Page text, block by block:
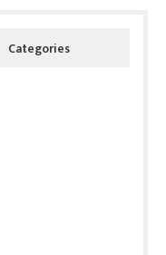
Categories